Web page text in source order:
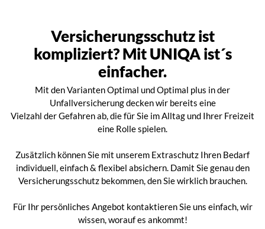
Versicherungsschutz ist
kompliziert? Mit UNIQA ist´s
einfacher.
Mit den Varianten Optimal und Optimal plus in der
Unfallversicherung decken wir bereits eine
Vielzahl der Gefahren ab, die für Sie im Alltag und Ihrer Freizeit
eine Rolle spielen.
Zusätzlich können Sie mit unserem Extraschutz Ihren Bedarf
individuell, einfach & flexibel absichern. Damit Sie genau den
Versicherungsschutz bekommen, den Sie wirklich brauchen.
Für Ihr persönliches Angebot kontaktieren Sie uns einfach, wir
wissen, worauf es ankommt!